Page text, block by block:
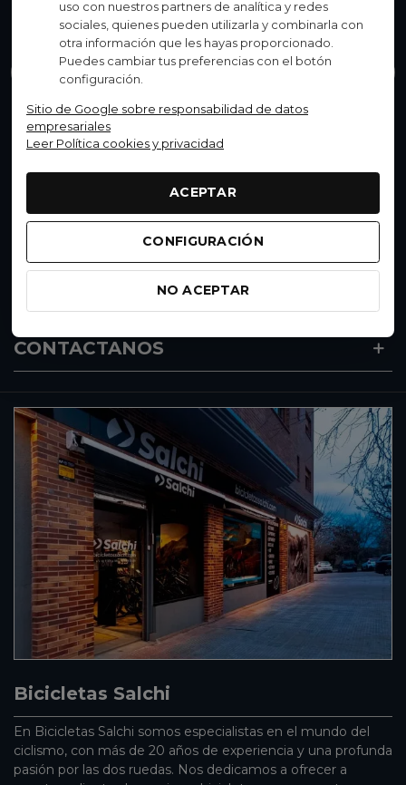
uso con nuestros partners de analítica y redes
sociales, quienes pueden utilizarla y combinarla con
otra información que les hayas proporcionado.
Puedes cambiar tus preferencias con el botón
configuración.
Sitio de Google sobre responsabilidad de datos
empresariales
Leer Política cookies y privacidad
ACEPTAR
CONFIGURACIÓN
NO ACEPTAR
Montaña Carretera Gravel Otros
Acepto elAviso legal-Política de privacidad
ATENCION AL CLIENTE
CONTACTANOS
Bicicletas Salchi
En Bicicletas Salchi somos especialistas en el mundo del
ciclismo, con más de 20 años de experiencia y una profunda
pasión por las dos ruedas. Nos dedicamos a ofrecer a